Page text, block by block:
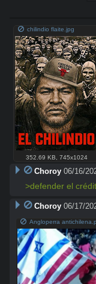
chilindio flaite.jpg
352.69 KB 745x1024
Choroy 06/16/
>defender el
Choroy 06/17/
Angloperra